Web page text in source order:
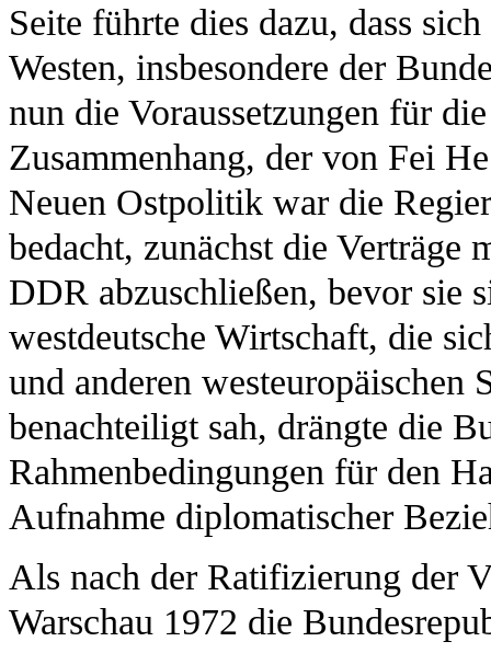
Seite führte dies dazu, dass
Westen, insbesondere der
nun die Voraussetzungen für
Zusammenhang, der von Fei
Neuen Ostpolitik war die
bedacht, zunächst die Verträge
DDR abzuschließen, bevor sie
westdeutsche Wirtschaft, die
und anderen westeuropäischen
benachteiligt sah, drängte die
Rahmenbedingungen für den
Aufnahme diplomatischer
Als nach der Ratifizierung der
Warschau 1972 die